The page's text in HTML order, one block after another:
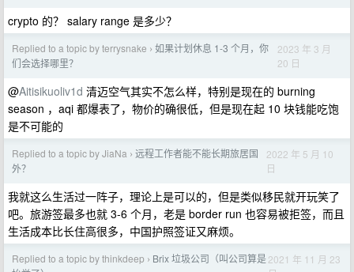
crypto 的？ salary range 是多少？
Replied to a topic by terrysnake › 如果计划休息 1-3 个月，你
们会选择哪里？
2023 年 3 月
20 日
@Aitisikuoliv1d 清迈空气其实不怎么样，特别是现在的 burning
season ，aqi 都爆表了，物价的确很低，但是现在起 10 块钱能吃饱
是不可能的
Replied to a topic by JiaNa › 远程工作者能不能长期旅居国
外？
2022 年 5 月 10
日
我就这么生活过一阵子，理论上是可以的，但是类似移民就开玩笑了
吧。旅游签最多也就 3-6 个月，老是 border run 也容易被拒签，而且
生活成本比长住高很多，中国护照签证又麻烦。
Replied to a topic by thinkdeep › Brix 垃圾公司（叫公司算是2021 年 11 月 23